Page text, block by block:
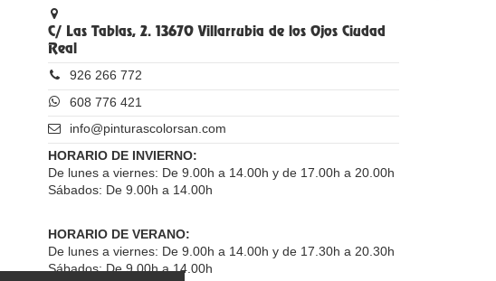
C/ Las Tablas, 2. 13670 Villarrubia de los Ojos Ciudad
Real
926 266 772
608 776 421
info@pinturascolorsan.com
HORARIO DE INVIERNO:
De lunes a viernes: De 9.00h a 14.00h y de 17.00h a 20.00h
Sábados: De 9.00h a 14.00h
HORARIO DE VERANO:
De lunes a viernes: De 9.00h a 14.00h y de 17.30h a 20.30h
Sábados: De 9.00h a 14.00h